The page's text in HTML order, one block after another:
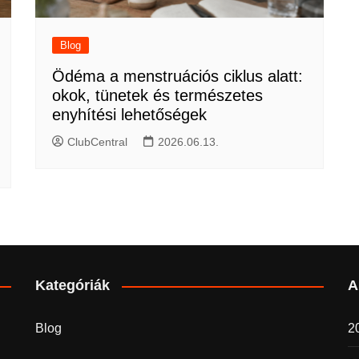
Blog
Ödéma a menstruációs ciklus alatt:
okok, tünetek és természetes
enyhítési lehetőségek
ClubCentral 2026.06.13.
Kategóriák
Blog